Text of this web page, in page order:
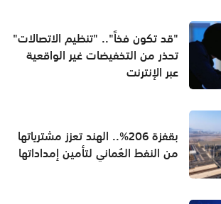
"قد تكون فخاً".. "تنظيم الاتصالات"
تحذر من التخفيضات غير الواقعية
عبر الإنترنت
بقفزة 206%.. الهند تعزز مشترياتها
من النفط العُماني لتأمين إمداداتها